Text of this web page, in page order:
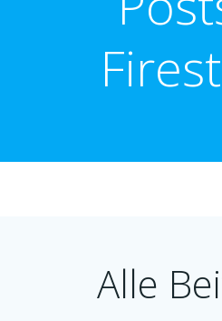
Alle